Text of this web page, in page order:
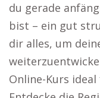
du gerade
bist – ein gut
dir alles, um
Online-Kurs